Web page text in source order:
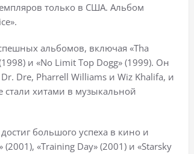
только в США. Альбом
альбомов, включая «Tha
и «No Limit Top Dogg» (1999). Он
Dre, Pharrell Williams и Wiz Khalifa, и
стали хитами в музыкальной
большого успеха в кино и
«Training Day» (2001) и «Starsky